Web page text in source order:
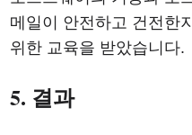
메일이 안전하고 건전한
위한 교육을 받았습니다.
5. 결과